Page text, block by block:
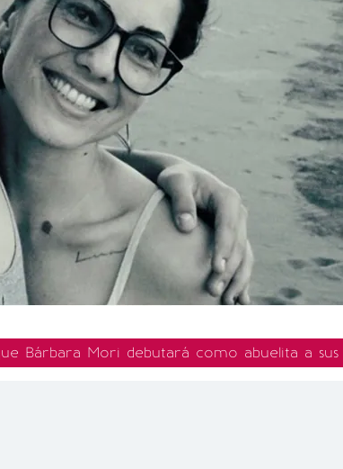
Bárbara Mori debutará como abuelita a sus